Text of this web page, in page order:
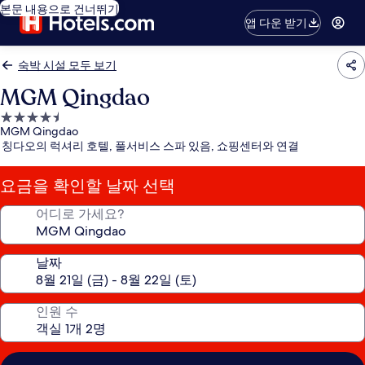
본문 내용으로 건너뛰기
앱 다운 받기
숙박 시설 모두 보기
MGM Qingdao
4.5
성
급
숙
박
시
MGM Qingdao
칭다오의 럭셔리 호텔, 풀서비스 스파 있음, 쇼핑센터와 연결
요금을 확인할 날짜 선택
어디로 가세요?
날짜
인원 수